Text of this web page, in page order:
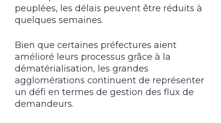
peuplées, les délais peuvent être réduits à
quelques semaines.
Bien que certaines préfectures aient
amélioré leurs processus grâce à la
dématérialisation, les grandes
agglomérations continuent de représenter
un défi en termes de gestion des flux de
demandeurs.